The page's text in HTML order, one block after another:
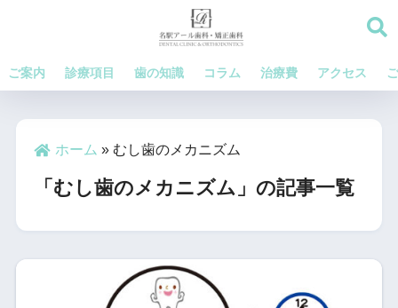
ご案内 診療項目 歯の知識 コラム 治療費 アクセス
ホーム » むし歯のメカニズム
「むし歯のメカニズム」の記事一覧